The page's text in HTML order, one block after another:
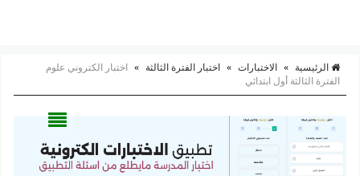
الرئيسية » الاختبارات » اختبار الفترة الثالثة »
اختبار الكتروني علوم
الفترة الثالثة أول ابتدائي